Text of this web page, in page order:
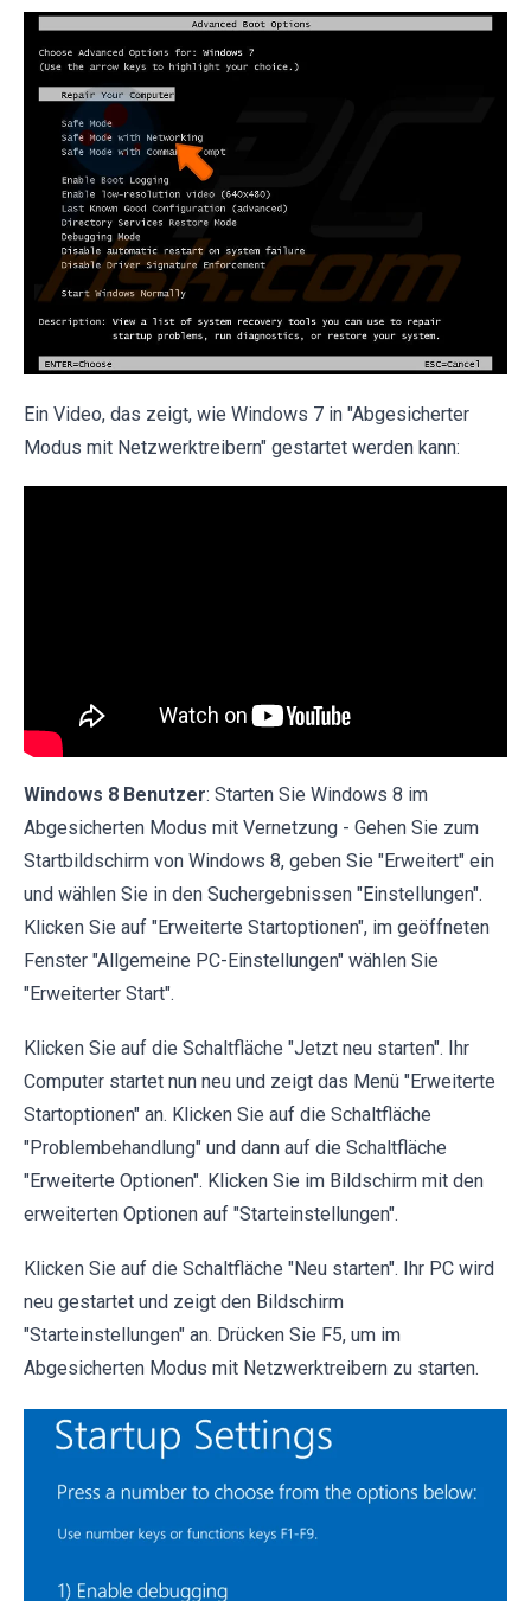
Ein Video, das zeigt, wie Windows 7 in "Abgesicherter
Modus mit Netzwerktreibern" gestartet werden kann:
Windows 8 Benutzer: Starten Sie Windows 8 im
Abgesicherten Modus mit Vernetzung - Gehen Sie zum
Startbildschirm von Windows 8, geben Sie "Erweitert" ein
und wählen Sie in den Suchergebnissen "Einstellungen".
Klicken Sie auf "Erweiterte Startoptionen", im geöffneten
Fenster "Allgemeine PC-Einstellungen" wählen Sie
"Erweiterter Start".
Klicken Sie auf die Schaltfläche "Jetzt neu starten". Ihr
Computer startet nun neu und zeigt das Menü "Erweiterte
Startoptionen" an. Klicken Sie auf die Schaltfläche
"Problembehandlung" und dann auf die Schaltfläche
"Erweiterte Optionen". Klicken Sie im Bildschirm mit den
erweiterten Optionen auf "Starteinstellungen".
Klicken Sie auf die Schaltfläche "Neu starten". Ihr PC wird
neu gestartet und zeigt den Bildschirm
"Starteinstellungen" an. Drücken Sie F5, um im
Abgesicherten Modus mit Netzwerktreibern zu starten.